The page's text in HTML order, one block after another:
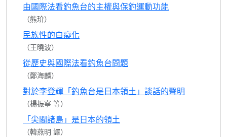
由國際法看釣魚台的主權與保釣運動功能
（熊玠）
民族性的白癡化
（王曉波）
從歷史與國際法看釣魚台問題
（鄭海麟）
對於李登輝「釣魚台是日本領土」談話的聲明
（楊振寧 等）
「尖閣諸島」是日本的領土
（韓燕明 譯）